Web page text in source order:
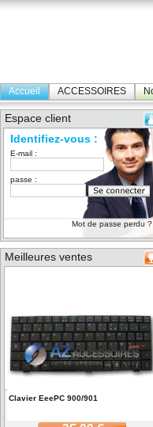
Accueil ACCESSOIRES
Espace client
Identifiez-vous :
E-mail :
passe :
Mot de passe perdu ?
Meilleures ventes
Clavier EeePC 900/901